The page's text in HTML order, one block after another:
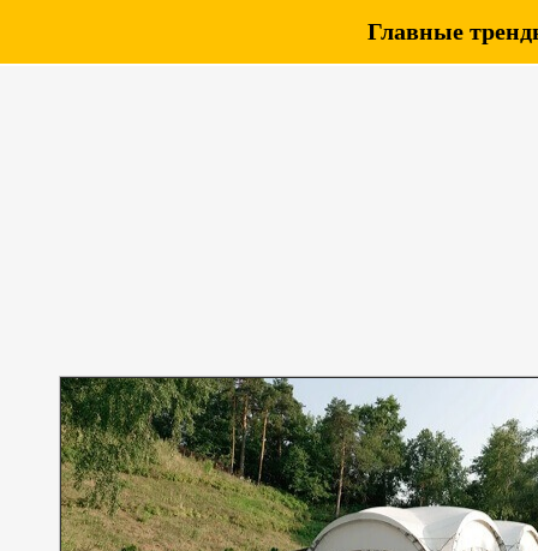
Главные